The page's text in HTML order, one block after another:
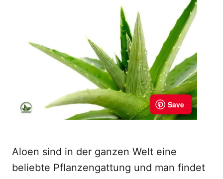
Aloen sind in der ganzen Welt eine
beliebte Pflanzengattung und man findet